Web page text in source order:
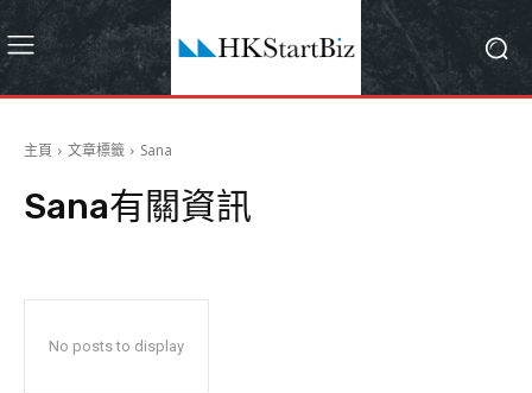
主頁 文章標籤 Sana
Sana有關資訊
No posts to display